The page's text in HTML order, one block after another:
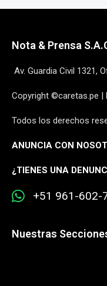
Nota & Prensa
Av. Guardia Civil 1321,
Copyright ©caretas.pe |
Todos los derechos
ANUNCIA CON
¿TIENES UNA
+51 961-602-
Nuestras